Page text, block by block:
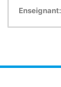
Enseignant: